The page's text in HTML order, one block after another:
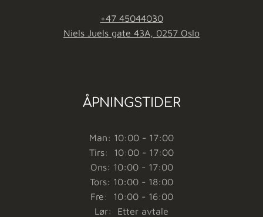
+47 45044030
Niels Juels gate 43A, 0257 Oslo
ÅPNINGSTIDER
Man: 10:00 - 17:00
Tirs: 10:00 - 17:00
Ons: 10:00 - 17:00
Tors: 10:00 - 18:00
Fre: 10:00 - 16:00
Lør: Etter avtale